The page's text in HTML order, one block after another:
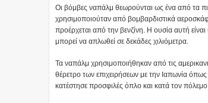
Οι βόμβες ναπάλμ θεωρούνται ως ένα από τα
χρησιμοποιούταν από βομβαρδιστικά
προέρχεται από την βενζίνη. Η ουσία αυτή
μπορεί να απλωθεί σε δεκάδες χιλιόμετρα.
Τα ναπάλμ χρησιμοποιήθηκαν από τις
θέρετρο των επιχειρήσεων με την Ιαπωνία
κατέστησε προσφιλές όπλο και κατά τον